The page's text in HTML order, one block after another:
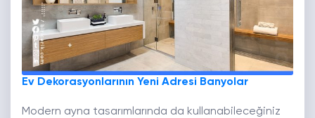
Ev Dekorasyonlarının Yeni Adresi Banyolar
Modern ayna tasarımlarında da kullanabileceğiniz